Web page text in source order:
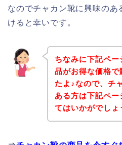
なのでチャカン靴に興味のあ
けると幸いです。
ちなみに下記ペ
品がお得な価格で
たよ♪なので、チ
ある方は下記ペ
てはいかがでしょ